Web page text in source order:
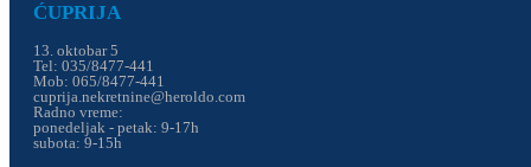
ĆUPRIJA
13. oktobar 5
Tel: 035/8477-441
Mob: 065/8477-441
cuprija.nekretnine@heroldo.com
Radno vreme:
ponedeljak - petak: 9-17h
subota: 9-15h